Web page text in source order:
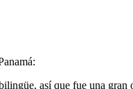
así que fue una gran